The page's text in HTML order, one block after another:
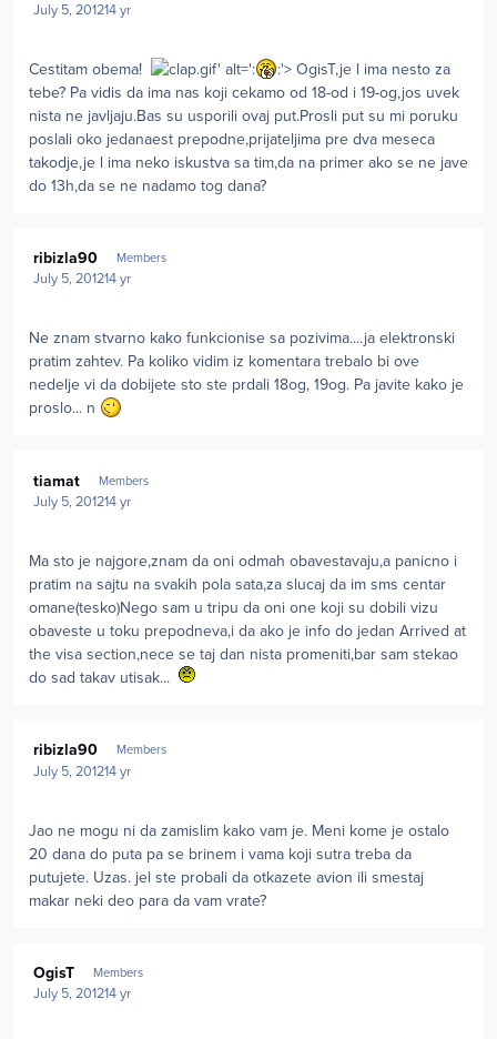
July 5, 201214 yr
Cestitam obema! .gif' alt=':
:'> OgisT,je l ima nesto za
tebe? Pa vidis da ima nas koji cekamo od 18-od i 19-og,jos uvek
nista ne javljaju.Bas su usporili ovaj put.Prosli put su mi poruku
poslali oko jedanaest prepodne,prijateljima pre dva meseca
takodje,je l ima neko iskustva sa tim,da na primer ako se ne jave
do 13h,da se ne nadamo tog dana?
ribizla90 Members
July 5, 201214 yr
Ne znam stvarno kako funkcionise sa pozivima....ja elektronski
pratim zahtev. Pa koliko vidim iz komentara trebalo bi ove
nedelje vi da dobijete sto ste prdali 18og, 19og. Pa javite kako je
proslo... n
tiamat Members
July 5, 201214 yr
Ma sto je najgore,znam da oni odmah obavestavaju,a panicno i
pratim na sajtu na svakih pola sata,za slucaj da im sms centar
omane(tesko)Nego sam u tripu da oni one koji su dobili vizu
obaveste u toku prepodneva,i da ako je info do jedan Arrived at
the visa section,nece se taj dan nista promeniti,bar sam stekao
do sad takav utisak...
ribizla90 Members
July 5, 201214 yr
Jao ne mogu ni da zamislim kako vam je. Meni kome je ostalo
20 dana do puta pa se brinem i vama koji sutra treba da
putujete. Uzas. jel ste probali da otkazete avion ili smestaj
makar neki deo para da vam vrate?
OgisT Members
July 5, 201214 yr